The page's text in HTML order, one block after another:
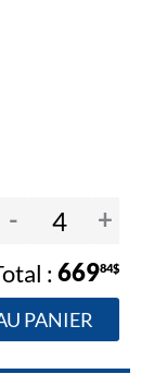
- +
66984$
PANIER